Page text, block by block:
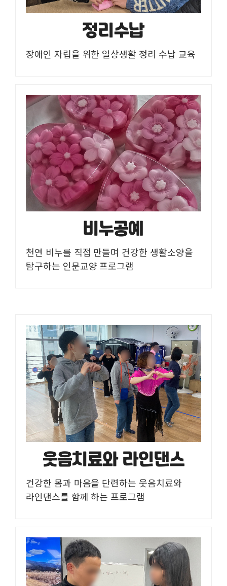
정리수납
장애인 자립을 위한 일상생활 정리 수납 교육
비누공예
천연 비누를 직접 만들며 건강한 생활소양을
탐구하는 인문교양 프로그램
웃음치료와 라인댄스
건강한 몸과 마음을 단련하는 웃음치료와
라인댄스를 함께 하는 프로그램